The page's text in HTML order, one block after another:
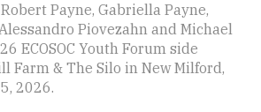
Payne, Gabriella Payne,
Piovezahn and Michael
ECOSOC Youth Forum side
Farm & The Silo in New Milford,
2026.